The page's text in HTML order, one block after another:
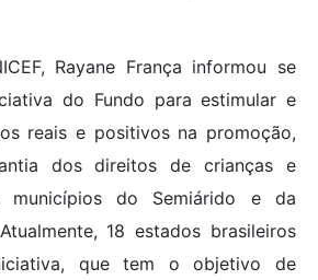
Rayane França informou se
do Fundo para estimular e
reais e positivos na promoção,
dos direitos de crianças e
municípios do Semiárido e da
18 estados brasileiros
que tem o objetivo de